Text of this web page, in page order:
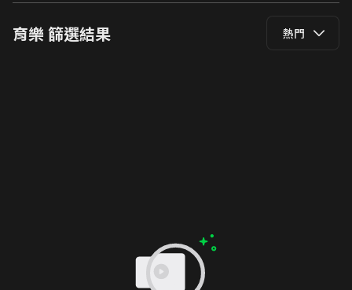
育樂篩選結果 熱門